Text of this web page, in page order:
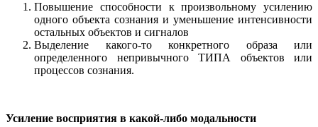
Повышение способности к произвольному усилению
одного объекта сознания и уменьшение интенсивности
остальных объектов и сигналов
Выделение какого-то конкретного образа или
определенного непривычного ТИПА объектов или
процессов сознания.
Усиление восприятия в какой-либо модальности